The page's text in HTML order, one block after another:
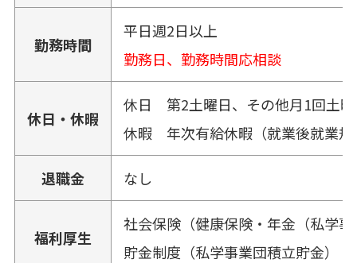
勤務時間
平日週2日以上
勤務日、勤務時間応相談
休日・休暇
休日 第2土曜日、その他月1回土
休暇 年次有給休暇（就業後就業規
退職金 なし
福利厚生
社会保険（健康保険・年金（私学
貯金制度（私学事業団積立貯金）